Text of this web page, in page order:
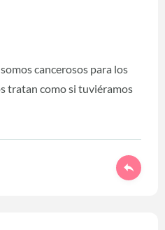
cancerosos para los
tratan como si tuviéramos